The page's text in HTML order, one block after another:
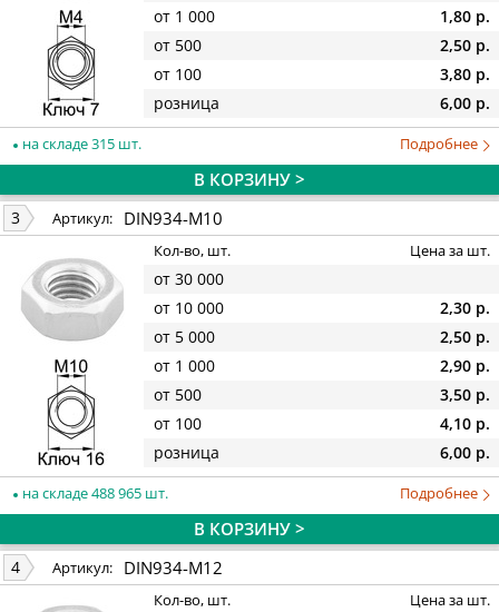
от 1 000
1,80 р.
от 500
2,50 р.
от 100
3,80 р.
розница
6,00 р.
на складе 315 шт. Подробнее
В КОРЗИНУ >
3 Артикул: DIN934-M10
Кол-во, шт. Цена за шт.
от 30 000
от 10 000
2,30 р.
от 5 000
2,50 р.
от 1 000
2,90 р.
от 500
3,50 р.
от 100
4,10 р.
розница
6,00 р.
на складе 488 965 шт. Подробнее
В КОРЗИНУ >
4 Артикул: DIN934-M12
Кол-во, шт. Цена за шт.